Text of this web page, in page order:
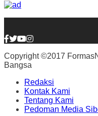
Copyright ©2017
Bangsa
Redaksi
Kontak Kami
Tentang Kami
Pedoman Media